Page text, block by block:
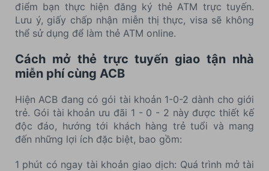
điểm bạn thực hiện đăng ký thẻ ATM trực tuyến.
Lưu ý, giấy chấp nhận miễn thị thực, visa sẽ không
thể sử dụng để làm thẻ ATM online.
Cách mở thẻ trực tuyến giao tận nhà
miễn phí cùng ACB
Hiện ACB đang có gói tài khoản 1-0-2 dành cho giới
trẻ. Gói tài khoản ưu đãi 1 - 0 - 2 này được thiết kế
độc đáo, hướng tới khách hàng trẻ tuổi và mang
đến những lợi ích đặc biệt, bao gồm:
1 phút có ngay tài khoản giao dịch: Quá trình mở tài